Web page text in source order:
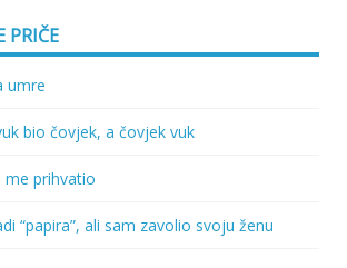
PRIČE
umre
bio čovjek, a čovjek vuk
me prihvatio
“papira”, ali sam zavolio svoju ženu